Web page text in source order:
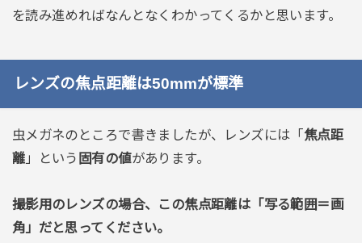
を読み進めればなんとなくわかってくるかと思います。
レンズの焦点距離は50mmが標準
虫メガネのところで書きましたが、レンズには「焦点距
離 」という 固有の値があります。
撮影用のレンズの場合、この焦点距離は「写る範囲＝画
角」だと思ってください。